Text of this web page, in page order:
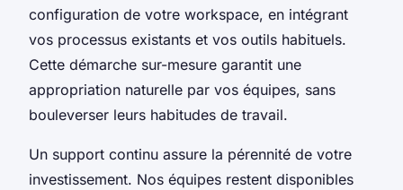
configuration de votre workspace, en intégrant
vos processus existants et vos outils habituels.
Cette démarche sur-mesure garantit une
appropriation naturelle par vos équipes, sans
bouleverser leurs habitudes de travail.
Un support continu assure la pérennité de votre
investissement. Nos équipes restent disponibles